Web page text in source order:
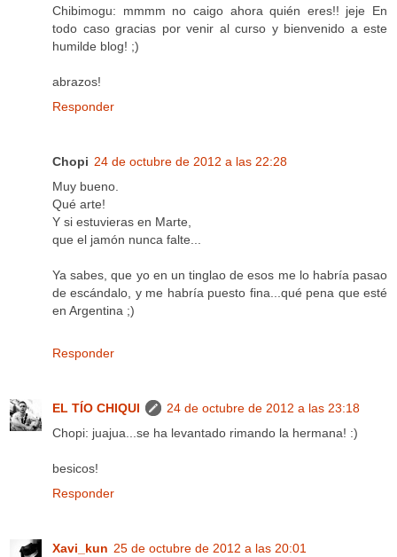
Chibimogu: mmmm no caigo ahora quién eres!! jeje En
todo caso gracias por venir al curso y bienvenido a este
humilde blog! ;)
abrazos!
Responder
Chopi 24 de octubre de 2012 a las 22:28
Muy bueno.
Qué arte!
Y si estuvieras en Marte,
que el jamón nunca falte...
Ya sabes, que yo en un tinglao de esos me lo habría pasao
de escándalo, y me habría puesto fina...qué pena que esté
en Argentina ;)
Responder
EL TÍO CHIQUI
24 de octubre de 2012 a las 23:18
Chopi: juajua...se ha levantado rimando la hermana! :)
besicos!
Responder
Xavi_kun 25 de octubre de 2012 a las 20:01